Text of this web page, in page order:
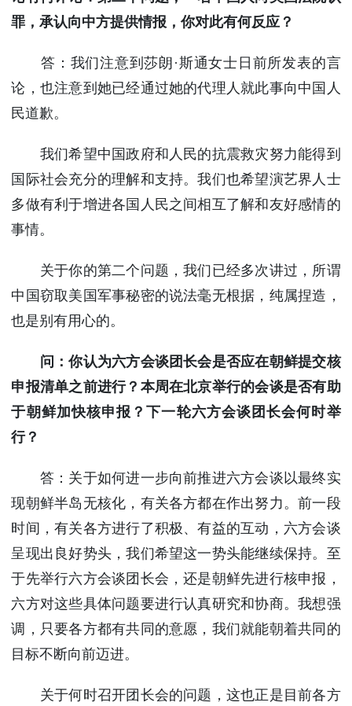
罪，承认向中方提供情报，你对此有何反应？
答：我们注意到莎朗·斯通女士日前所发表的言
论，也注意到她已经通过她的代理人就此事向中国人
民道歉。
我们希望中国政府和人民的抗震救灾努力能得到
国际社会充分的理解和支持。我们也希望演艺界人士
多做有利于增进各国人民之间相互了解和友好感情的
事情。
关于你的第二个问题，我们已经多次讲过，所谓
中国窃取美国军事秘密的说法毫无根据，纯属捏造，
也是别有用心的。
问：你认为六方会谈团长会是否应在朝鲜提交核
申报清单之前进行？本周在北京举行的会谈是否有助
于朝鲜加快核申报？下一轮六方会谈团长会何时举
行？
答：关于如何进一步向前推进六方会谈以最终实
现朝鲜半岛无核化，有关各方都在作出努力。前一段
时间，有关各方进行了积极、有益的互动，六方会谈
呈现出良好势头，我们希望这一势头能继续保持。至
于先举行六方会谈团长会，还是朝鲜先进行核申报，
六方对这些具体问题要进行认真研究和协商。我想强
调，只要各方都有共同的意愿，我们就能朝着共同的
目标不断向前迈进。
关于何时召开团长会的问题，这也正是目前各方